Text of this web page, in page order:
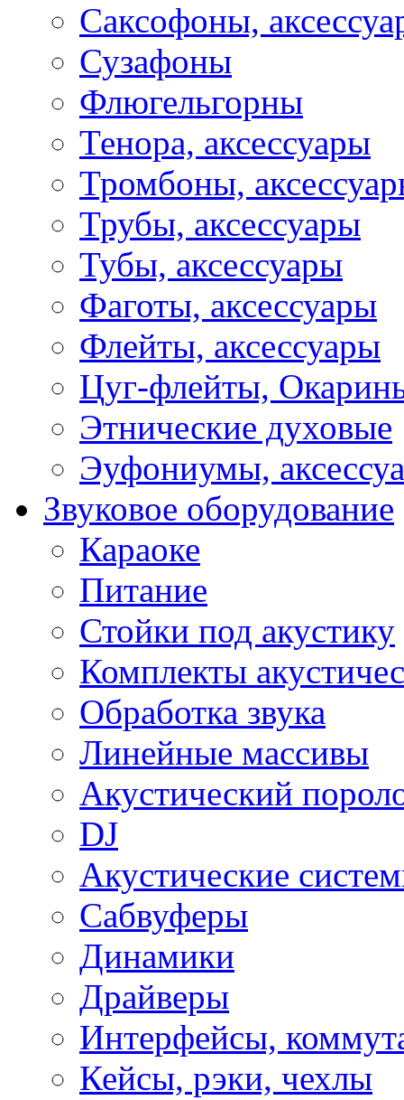
Саксофоны,
Сузафоны
Флюгельгорны
Тенора, аксессуары
Тромбоны,
Трубы, аксессуары
Тубы, аксессуары
Фаготы, аксессуары
Флейты, аксессуары
Цуг-флейты,
Этнические духовые
Эуфониумы,
Звуковое оборудование
Караоке
Питание
Стойки под акустику
Комплекты
Обработка звука
Линейные массивы
Акустический
DJ
Акустические
Сабвуферы
Динамики
Драйверы
Интерфейсы,
Кейсы, рэки, чехлы